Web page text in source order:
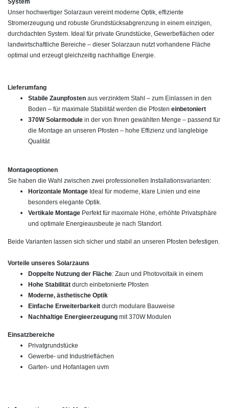
System
Unser hochwertiger Solarzaun vereint moderne Optik, effiziente
Stromerzeugung und robuste Grundstücksabgrenzung in einem einzigen,
durchdachten System. Ideal für private Grundstücke, Gewerbeflächen oder
landwirtschaftliche Bereiche – dieser Solarzaun nutzt vorhandene Fläche
optimal und erzeugt gleichzeitig nachhaltige Energie.
Lieferumfang
Stabile Zaunpfosten aus verzinktem Stahl – zum Einlassen in den
Boden – für maximale Stabilität werden die Pfosten einbetoniert
370W Solarmodule in der von Ihnen gewählten Menge – passend für
die Montage an unseren Pfosten – hohe Effizienz und langlebige
Qualität
Montageoptionen
Sie haben die Wahl zwischen zwei professionellen Installationsvarianten:
Horizontale Montage Ideal für moderne, klare Linien und eine
besonders elegante Optik.
Vertikale Montage Perfekt für maximale Höhe, erhöhte Privatsphäre
und optimale Energieausbeute je nach Standort.
Beide Varianten lassen sich sicher und stabil an unseren Pfosten befestigen.
Vorteile unseres Solarzauns
Doppelte Nutzung der Fläche: Zaun und Photovoltaik in einem
Hohe Stabilität durch einbetonierte Pfosten
Moderne, ästhetische Optik
Einfache Erweiterbarkeit durch modulare Bauweise
Nachhaltige Energieerzeugung mit 370W Modulen
Einsatzbereiche
Privatgrundstücke
Gewerbe- und Industrieflächen
Garten- und Hofanlagen uvm